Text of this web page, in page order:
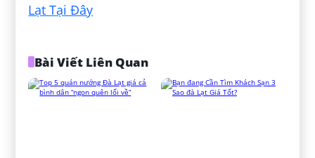
Lạt Tại Đây
Bài Viết Liên Quan